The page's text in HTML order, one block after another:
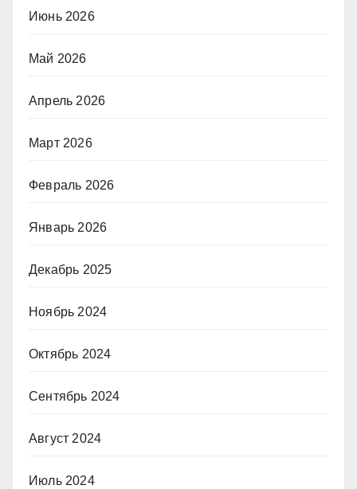
Июнь 2026
Май 2026
Апрель 2026
Март 2026
Февраль 2026
Январь 2026
Декабрь 2025
Ноябрь 2024
Октябрь 2024
Сентябрь 2024
Август 2024
Июль 2024